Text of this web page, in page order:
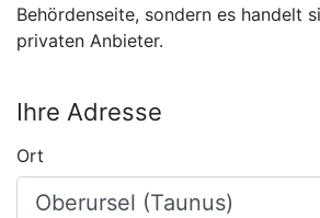
Behördenseite, sondern es handelt
privaten Anbieter.
Ihre Adresse
Ort